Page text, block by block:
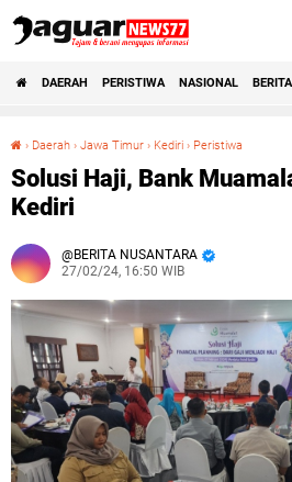
DAERAH PERISTIWA NASIONAL
› Daerah › Jawa Timur › Kediri › Peristiwa
Solusi Haji, Bank
Kediri
BERITA NUSANTARA
27/02/24, 16:50 WIB